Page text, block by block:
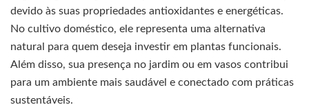
devido às suas propriedades antioxidantes e energéticas.
No cultivo doméstico, ele representa uma alternativa
natural para quem deseja investir em plantas funcionais.
Além disso, sua presença no jardim ou em vasos contribui
para um ambiente mais saudável e conectado com práticas
sustentáveis.